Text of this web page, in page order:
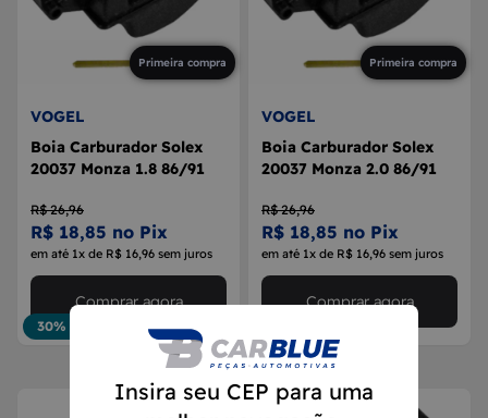
Insira seu CEP para uma
Primeira compra
VOGEL
Boia Carburador Solex
20037 Monza 1.8 86/91
R$ 26,96
R$ 18,85 no Pix
em até 1x de R$ 16,96 sem juros
30% OFF
Comprar agora
Primeira compra
VOGEL
Boia Carburador Solex
20037 Monza 2.0 86/91
R$ 26,96
R$ 18,85 no Pix
em até 1x de R$ 16,96 sem juros
Comprar agora